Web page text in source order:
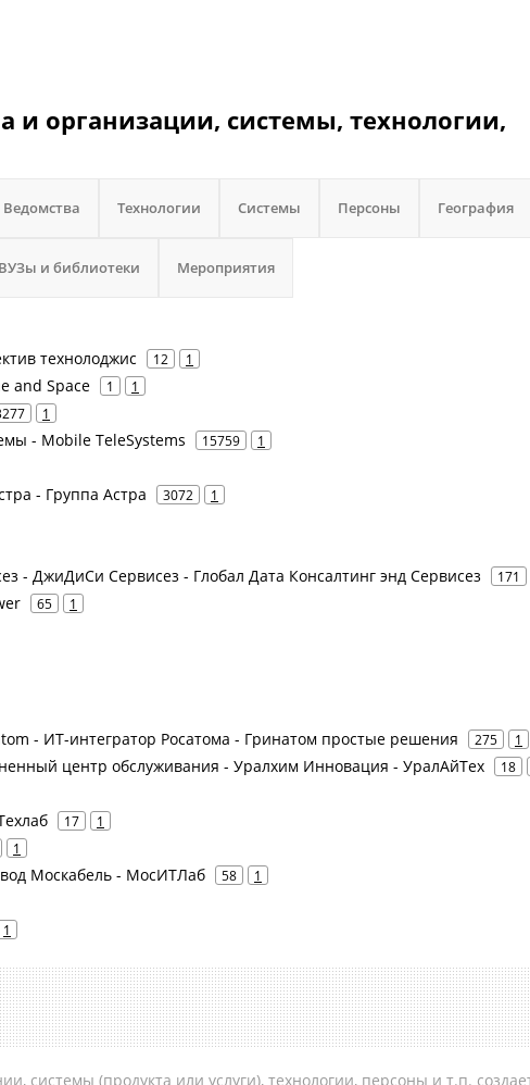
и организации, системы, технологии,
Ведомства Технологии Системы Персоны География
и библиотеки Мероприятия
технолоджис 12 1
and Space 1 1
1
- Mobile TeleSystems 15759 1
- Группа Астра 3072 1
- ДжиДиСи Сервисез - Глобал Дата Консалтинг энд Сервисез 171
65 1
- ИТ-интегратор Росатома - Гринатом простые решения 275 1
центр обслуживания - Уралхим Инновация - УралАйТех 18
17 1
1
Москабель - МосИТЛаб 58 1
1
системы (продукта или услуги), технологии, персоны и т.п.